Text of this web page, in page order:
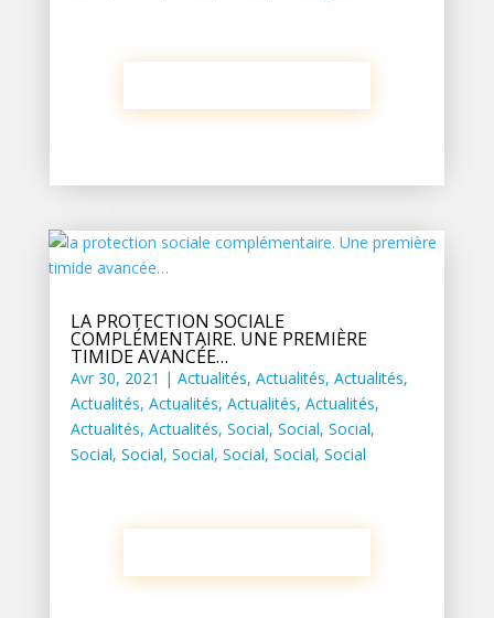
LA PROTECTION SOCIALE
COMPLÉMENTAIRE. UNE PREMIÈRE
TIMIDE AVANCÉE…
Avr 30, 2021 | Actualités, Actualités, Actualités,
Actualités, Actualités, Actualités, Actualités,
Actualités, Actualités, Social, Social, Social,
Social, Social, Social, Social, Social, Social